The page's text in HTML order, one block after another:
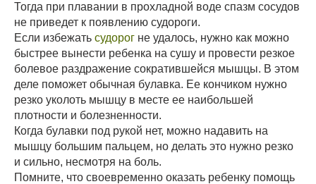
Тогда при плавании в прохладной воде спазм сосудов
не приведет к появлению судороги.
Если избежать судорог не удалось, нужно как можно
быстрее вынести ребенка на сушу и провести резкое
болевое раздражение сократившейся мышцы. В этом
деле поможет обычная булавка. Ее кончиком нужно
резко уколоть мышцу в месте ее наибольшей
плотности и болезненности.
Когда булавки под рукой нет, можно надавить на
мышцу большим пальцем, но делать это нужно резко
и сильно, несмотря на боль.
Помните, что своевременно оказать ребенку помощь